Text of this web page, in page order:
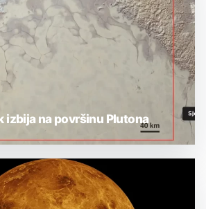
izbija na površinu Plutona